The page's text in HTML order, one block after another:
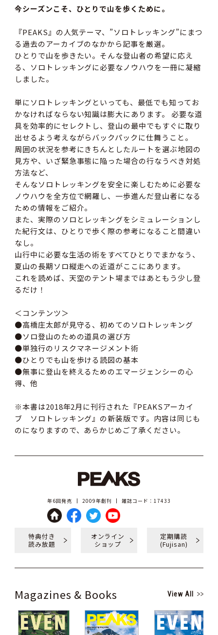
今シーズンこそ、ひとりで山を歩くために。
『PEAKS』の人気テーマ、”ソロトレッキング”にまつ
る過去のアーカイブのなかから記事を厳選。
ひとりで山を歩きたい。そんな登山者の希望に応え
る、ソロトレッキングに必要なノウハウを一冊に凝縮
しました。
単にソロトレッキングといっても、最低でも知ってお
かなければならない知識は膨大にあります。 必要な道
具を効率的にセレクトし、登山の最中でもすぐに取り
出せるよう考えながらバックパックに仕舞うこと。
周囲の状況を参考にきちんとしたルートを選ぶ地図の
見方や、いざ緊急事態に陥った場合の行なうべき対処
方法など、
そんなソロトレッキングを安全に楽しむために必要な
ノウハウを全方位で網羅し、一歩進んだ登山者になる
ための情報をご紹介。
また、実際のソロとレッキングをシミュレーションし
た紀行文は、ひとりで歩く際の参考になること間違い
なし。
山行中に必要な生活の術をすべてひとりでまかなう、
夏山の長期ソロ縦走への近道がここにあります。
これを読めば、天空のテント場まではあともう少し登
るだけ！
＜コンテンツ＞
●高橋庄太郎が見守る、初めてのソロトレッキング
●ソロ登山のための道具の選び方
●単独行のリスクマネージメント術
●ひとりでも山を歩ける読図の基本
●無事に登山を終えるためのエマージェンシーの心
得、他
※本書は2018年2月に刊行された『PEAKSアーカイ
ブ ソロトレッキング』の新装版です。内容は同じも
のになりますので、あらかじめご了承ください。
年6回発売 2009年創刊 雑誌コード：17433
特典付き
読み放題
オンライン
ショップ
定期購読
(Fujisan)
Magazines & Books View All